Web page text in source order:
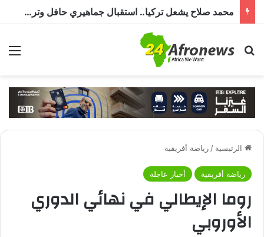
محمد صلاح يشعل تركيا.. استقبال جماهيري حافل وترحيب بـ”الملك المصري” قبل انضمامه إلى طرابزون سبور
بحث عن
الرئيسية / رياضة أفريقية
رياضة أفريقية أخبار عاجلة
روما الإيطالي في نهائي الدوري
الأوروبي